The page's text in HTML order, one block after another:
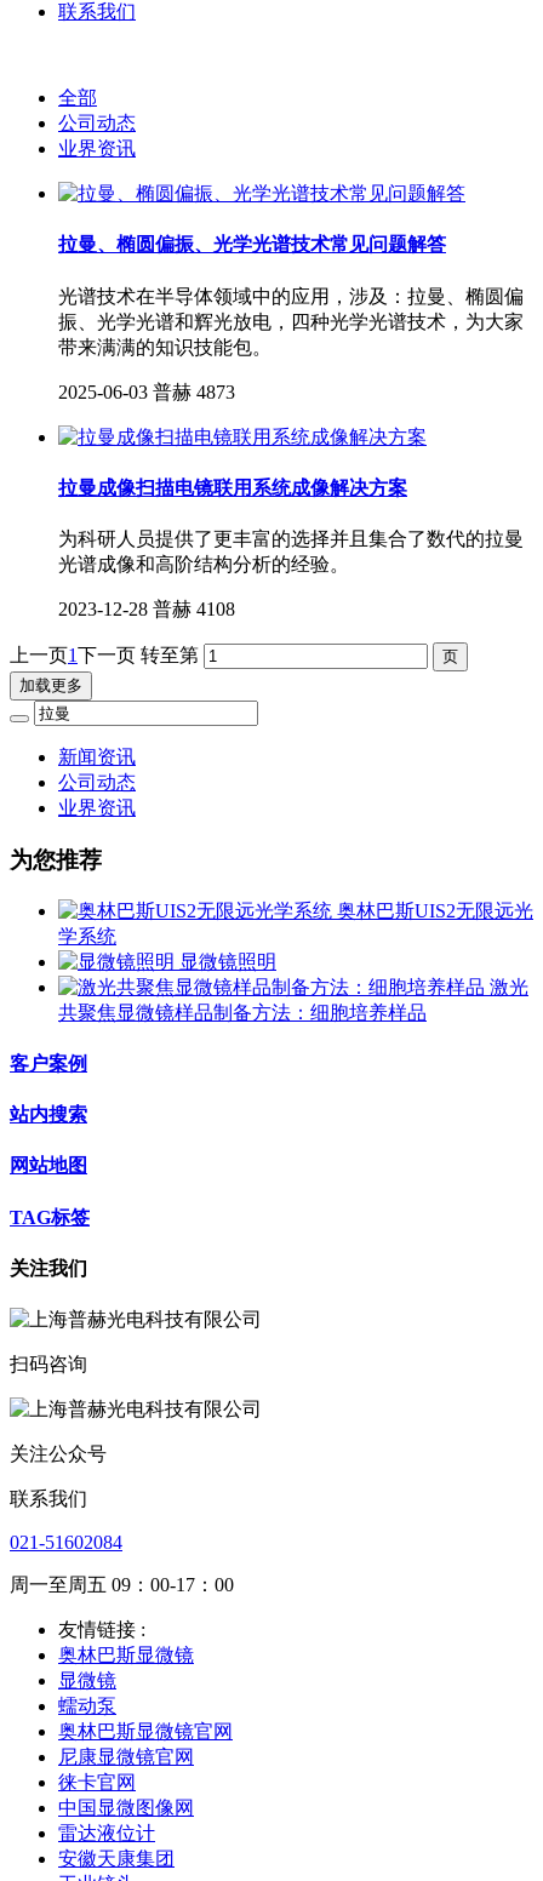
联系我们
全部
公司动态
业界资讯
拉曼、椭圆偏振、光学光谱技术常见问题解答
光谱技术在半导体领域中的应用，涉及：拉曼、椭圆偏
振、光学光谱和辉光放电，四种光学光谱技术，为大家
带来满满的知识技能包。
2025-06-03 普赫 4873
拉曼成像扫描电镜联用系统成像解决方案
为科研人员提供了更丰富的选择并且集合了数代的拉曼
光谱成像和高阶结构分析的经验。
2023-12-28 普赫 4108
上一页1下一页 转至第
加载更多
新闻资讯
公司动态
业界资讯
为您推荐
奥林巴斯UIS2无限远光
学系统
显微镜照明
激光
共聚焦显微镜样品制备方法：细胞培养样品
客户案例
站内搜索
网站地图
TAG标签
关注我们
扫码咨询
关注公众号
联系我们
021-51602084
周一至周五 09：00-17：00
友情链接 :
奥林巴斯显微镜
显微镜
蠕动泵
奥林巴斯显微镜官网
尼康显微镜官网
徕卡官网
中国显微图像网
雷达液位计
安徽天康集团